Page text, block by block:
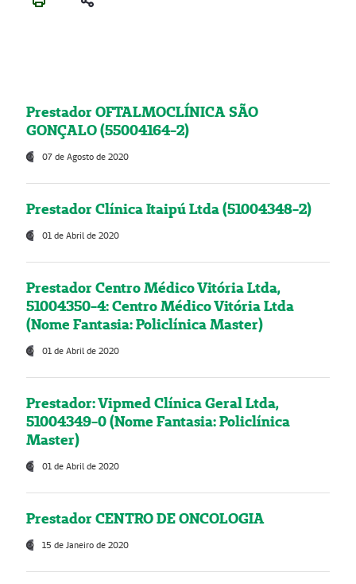
Prestador OFTALMOCLÍNICA SÃO
GONÇALO (55004164-2)
07 de Agosto de 2020
Prestador Clínica Itaipú Ltda (51004348-2)
01 de Abril de 2020
Prestador Centro Médico Vitória Ltda,
51004350-4: Centro Médico Vitória Ltda
(Nome Fantasia: Policlínica Master)
01 de Abril de 2020
Prestador: Vipmed Clínica Geral Ltda,
51004349-0 (Nome Fantasia: Policlínica
Master)
01 de Abril de 2020
Prestador CENTRO DE ONCOLOGIA
15 de Janeiro de 2020